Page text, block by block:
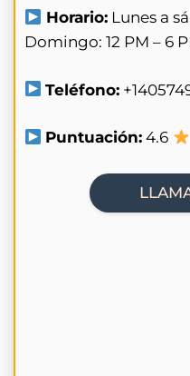
Horario: Lunes a
Domingo: 12 PM – 6
Teléfono:
Puntuación: 4.6